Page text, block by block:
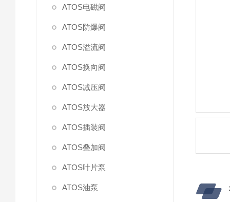
ATOS电磁阀
ATOS防爆阀
ATOS溢流阀
ATOS换向阀
ATOS减压阀
ATOS放大器
ATOS插装阀
ATOS叠加阀
ATOS叶片泵
ATOS油泵